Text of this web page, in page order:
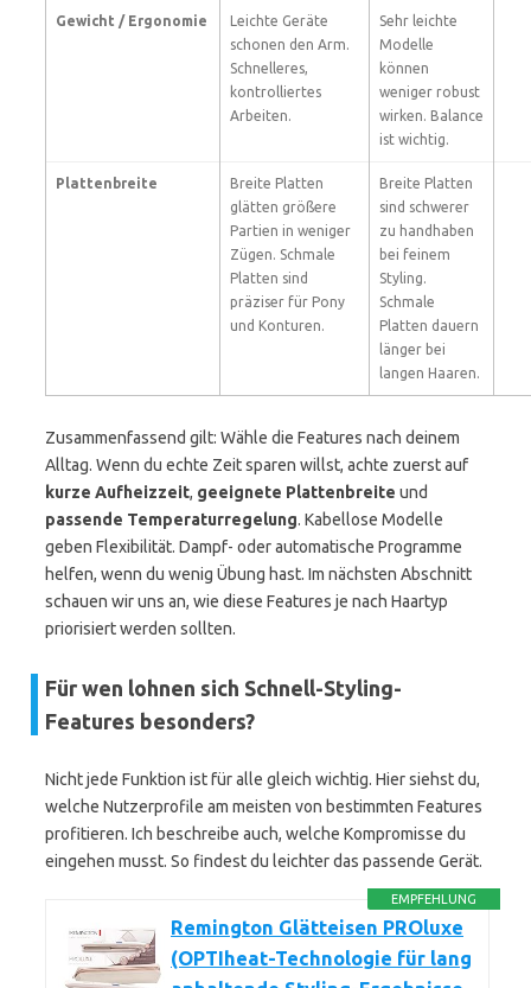
Gewicht / Ergonomie
Leichte Geräte
schonen den Arm.
Schnelleres,
kontrolliertes
Arbeiten.
Sehr leichte
Modelle
können
weniger robust
wirken. Balance
ist wichtig.
Plattenbreite
Breite Platten
glätten größere
Partien in weniger
Zügen. Schmale
Platten sind
präziser für Pony
und Konturen.
Breite Platten
sind schwerer
zu handhaben
bei feinem
Styling.
Schmale
Platten dauern
länger bei
langen Haaren.
Zusammenfassend gilt: Wähle die Features nach deinem
Alltag. Wenn du echte Zeit sparen willst, achte zuerst auf
kurze Aufheizzeit, geeignete Plattenbreite und
passende Temperaturregelung. Kabellose Modelle
geben Flexibilität. Dampf- oder automatische Programme
helfen, wenn du wenig Übung hast. Im nächsten Abschnitt
schauen wir uns an, wie diese Features je nach Haartyp
priorisiert werden sollten.
Für wen lohnen sich Schnell-Styling-
Features besonders?
Nicht jede Funktion ist für alle gleich wichtig. Hier siehst du,
welche Nutzerprofile am meisten von bestimmten Features
profitieren. Ich beschreibe auch, welche Kompromisse du
eingehen musst. So findest du leichter das passende Gerät.
EMPFEHLUNG
Remington Glätteisen PROluxe
(OPTIheat-Technologie für lang